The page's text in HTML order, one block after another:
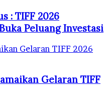
: TIFF 2026
Peluang Investasi
Gelaran TIFF 2026
Gelaran TIFF